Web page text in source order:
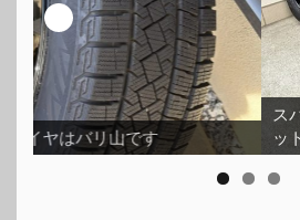
スバル エクシーガで使用できる
ット